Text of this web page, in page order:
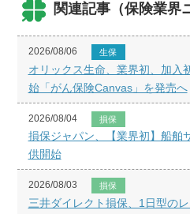
関連記事（保険業界
2026/08/06 生保
オリックス生命、業界初、加入
始「がん保険Canvas」を発売へ
2026/08/04 損保
損保ジャパン、【業界初】船舶
供開始
2026/08/03 損保
三井ダイレクト損保、1日型の